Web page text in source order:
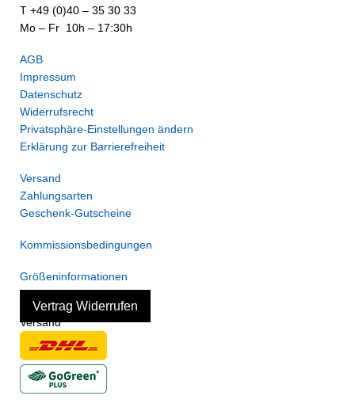
T +49 (0)40 – 35 30 33
Mo – Fr 10h – 17:30h
AGB
Impressum
Datenschutz
Widerrufsrecht
Privatsphäre-Einstellungen ändern
Erklärung zur Barrierefreiheit
Versand
Zahlungsarten
Geschenk-Gutscheine
Kommissionsbedingungen
Größeninformationen
Vertrag Widerrufen
Versand